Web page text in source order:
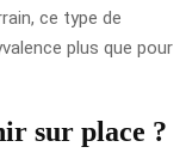
ce type de
plus que pour
sur place ?